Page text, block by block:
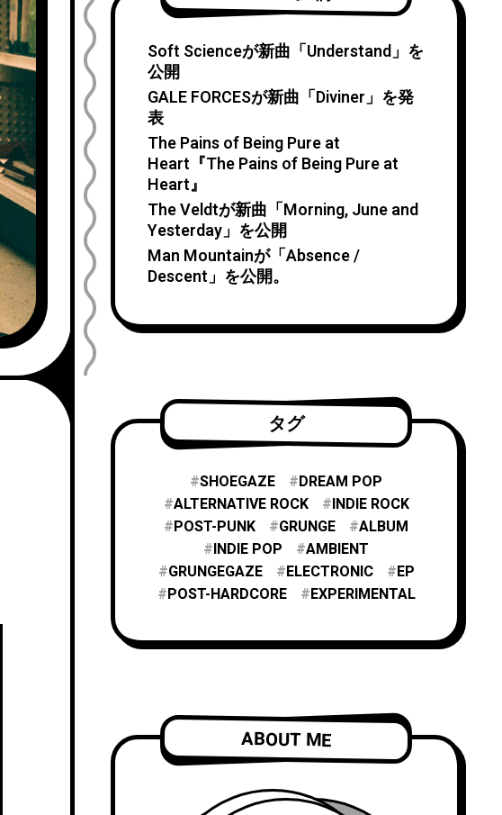
Soft Scienceが新曲「Understand」を
公開
GALE FORCESが新曲「Diviner」を発
表
The Pains of Being Pure at
Heart『The Pains of Being Pure at
Heart』
The Veldtが新曲「Morning, June and
Yesterday」を公開
Man Mountainが「Absence /
Descent」を公開。
タグ
SHOEGAZE
DREAM POP
ALTERNATIVE ROCK
INDIE ROCK
POST-PUNK
GRUNGE
ALBUM
INDIE POP
AMBIENT
GRUNGEGAZE
ELECTRONIC
EP
POST-HARDCORE
EXPERIMENTAL
ABOUT ME